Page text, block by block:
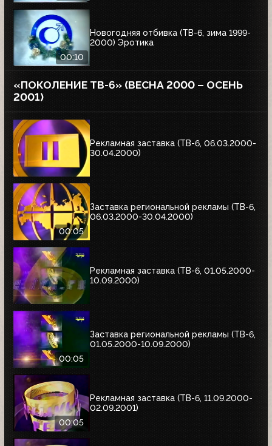
00:10
Новогодняя отбивка (ТВ-6, зима 1999-
2000) Эротика
«ПОКОЛЕНИЕ ТВ-6» (ВЕСНА 2000 – ОСЕНЬ
2001)
Рекламная заставка (ТВ-6, 06.03.2000-
30.04.2000)
00:05
Заставка региональной рекламы (ТВ-6,
06.03.2000-30.04.2000)
Рекламная заставка (ТВ-6, 01.05.2000-
10.09.2000)
00:05
Заставка региональной рекламы (ТВ-6,
01.05.2000-10.09.2000)
00:05
Рекламная заставка (ТВ-6, 11.09.2000-
02.09.2001)